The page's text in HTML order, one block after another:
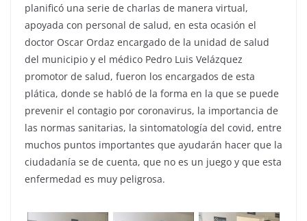
planificó una serie de charlas de manera virtual,
apoyada con personal de salud, en esta ocasión el
doctor Oscar Ordaz encargado de la unidad de salud
del municipio y el médico Pedro Luis Velázquez
promotor de salud, fueron los encargados de esta
plática, donde se habló de la forma en la que se puede
prevenir el contagio por coronavirus, la importancia de
las normas sanitarias, la sintomatología del covid, entre
muchos puntos importantes que ayudarán hacer que la
ciudadanía se de cuenta, que no es un juego y que esta
enfermedad es muy peligrosa.